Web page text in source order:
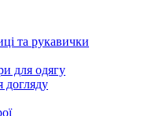
та рукавички
для одягу
догляду